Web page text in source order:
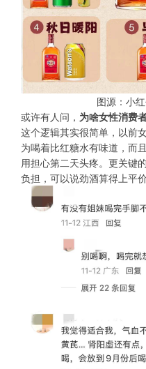
图源：小
或许有人问， 为啥女性消费
这个逻辑其实很简单，以前
为喝着比红糖水有味道，而
用担心第二天头疼。更关键
负担，可以说劲酒算得上平